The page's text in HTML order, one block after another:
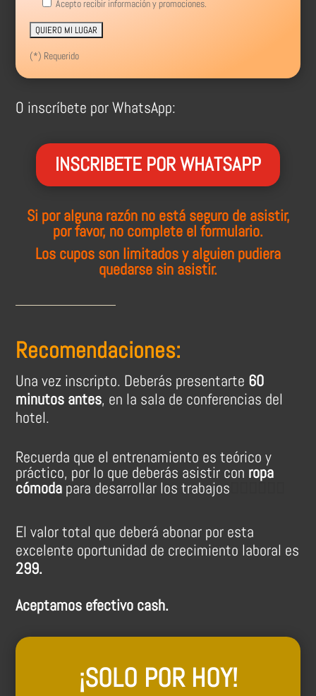
Acepto recibir información y promociones.
(*) Requerido
O inscríbete por WhatsApp:
INSCRIBETE POR WHATSAPP
Si por alguna razón no está seguro de asistir,
por favor, no complete el formulario.
Los cupos son limitados y alguien pudiera
quedarse sin asistir.
Recomendaciones:
Una vez inscripto. Deberás presentarte 60
minutos antes, en la sala de conferencias del
hotel.
Recuerda que el entrenamiento es teórico y
práctico, por lo que deberás asistir con ropa
cómoda para desarrollar los trabajos 👷🏽‍♀👷🏼‍♂
El valor total que deberá abonar por esta
excelente oportunidad de crecimiento laboral es
299.
Aceptamos efectivo cash.
¡SOLO POR HOY!